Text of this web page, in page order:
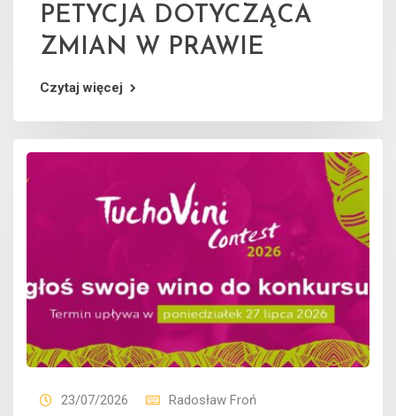
PETYCJA DOTYCZĄCA
ZMIAN W PRAWIE
Czytaj więcej
23/07/2026
Radosław Froń